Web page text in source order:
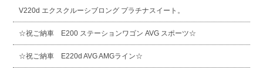
V220d エクスクルーシブロング プラチナスイート。
☆祝ご納車 E200 ステーションワゴン AVG スポーツ☆
☆祝ご納車 E220d AVG AMGライン☆